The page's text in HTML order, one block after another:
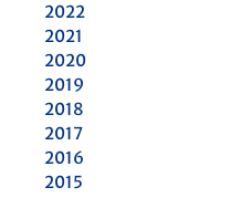
2022
2021
2020
2019
2018
2017
2016
2015